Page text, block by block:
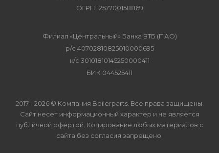
ОГРН 1257700158869
Филиал «Центральный» Банка ВТБ (ПАО)
р/с 40702810825010000695
к/с 30101810145250000411
БИК 044525411
2017 - 2026 © Компания Boilerparts. Все права защищены.
Сайт несет информационный характер и не является
публичной офертой. Копирование любых материалов с
сайта без согласия запрещено.